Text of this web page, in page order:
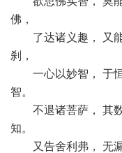
佛，
了达诸义趣， 又能
刹，
一心以妙智， 于恒
智。
不退诸菩萨， 其数
知。
又告舍利弗， 无漏